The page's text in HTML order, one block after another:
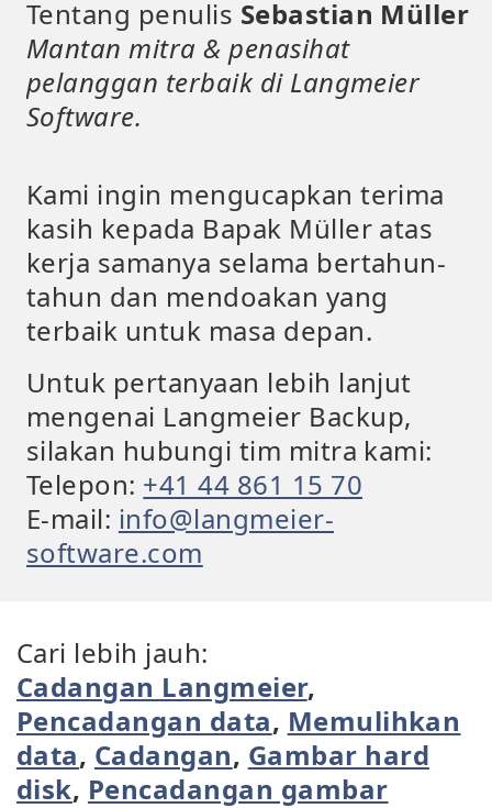
Tentang penulis Sebastian Müller
Mantan mitra & penasihat
pelanggan terbaik di Langmeier
Software.
Kami ingin mengucapkan terima
kasih kepada Bapak Müller atas
kerja samanya selama bertahun-
tahun dan mendoakan yang
terbaik untuk masa depan.
Untuk pertanyaan lebih lanjut
mengenai Langmeier Backup,
silakan hubungi tim mitra kami:
Telepon: +41 44 861 15 70
E-mail: info@langmeier-
software.com
Cari lebih jauh:
Cadangan Langmeier,
Pencadangan data, Memulihkan
data, Cadangan, Gambar hard
disk, Pencadangan gambar